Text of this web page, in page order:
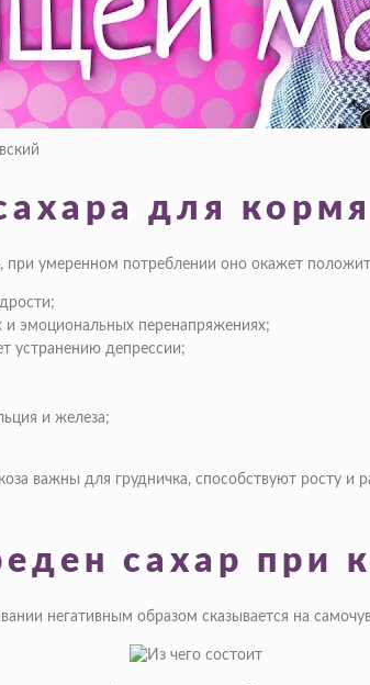
для
умеренном потреблении оно окажет
и эмоциональных перенапряжениях;
устранению депрессии;
и железа;
важны для грудничка, способствуют росту
сахар при
негативным образом сказывается на